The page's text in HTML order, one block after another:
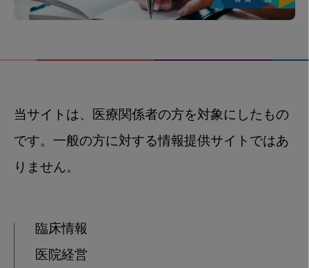
当サイトは、医療関係者の方を対象にしたもの
です。一般の方に対する情報提供サイトではあ
りません。
臨床情報
医院経営